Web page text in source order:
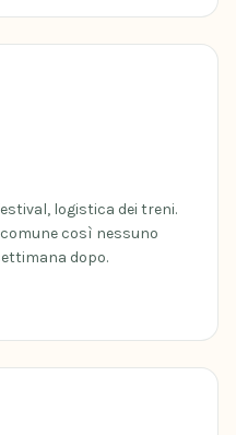
logistica dei treni.
così nessuno
dopo.